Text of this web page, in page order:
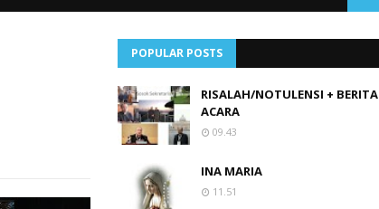
POPULAR POSTS
RISALAH/NOTULENSI + BERITA
ACARA
09.43
INA MARIA
11.51